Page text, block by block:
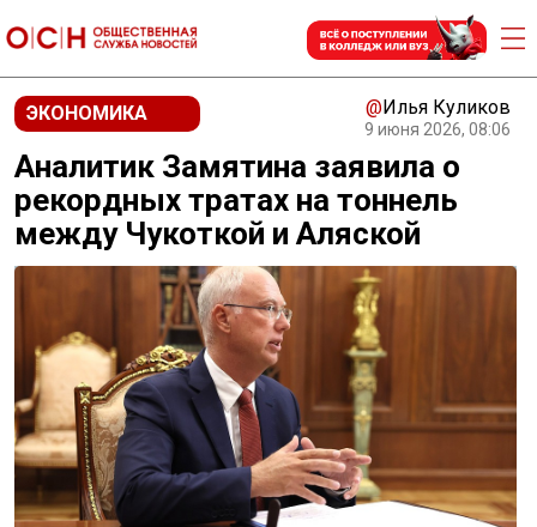
ЭКОНОМИКА @Илья Куликов
9 июня 2026, 08:06
Аналитик Замятина заявила о
рекордных тратах на тоннель
между Чукоткой и Аляской